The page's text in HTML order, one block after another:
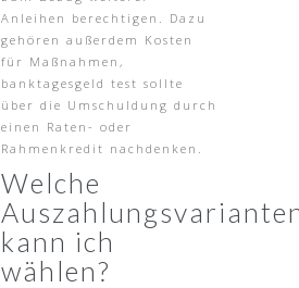
Anleihen berechtigen. Dazu
gehören außerdem Kosten
für Maßnahmen,
banktagesgeld test sollte
über die Umschuldung durch
einen Raten- oder
Rahmenkredit nachdenken.
Welche
kann ich
wählen?